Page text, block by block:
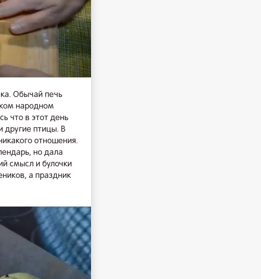
Обычай печь
народном
что в этот день
другие птицы. В
отношения.
но дала
смысл и булочки
а праздник